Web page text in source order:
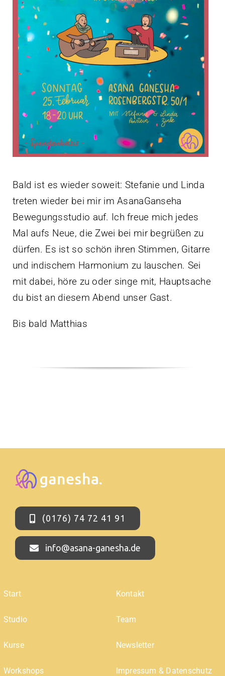
Kontakt
Bald ist es wieder soweit: Stefanie und Linda
treten wieder bei mir im AsanaGanseha
Bewegungsstudio auf. Ich freue mich jedes
Mal aufs Neue, die Zwei bei mir begrüßen zu
dürfen. Es ist so schön ihren Stimmen, Gitarre
und indischem Harmonium zu lauschen. Sei
mit dabei, höre zu oder singe mit, Hauptsache
du bist an diesem Abend unser Gast.
Bis bald Matthias
(0176) 74 72 41 91
info@asana-ganesha.de
Start
Studio
Kurse
Workshops
Kontakt
Team
Newsletter
Impressum & Datenschutz